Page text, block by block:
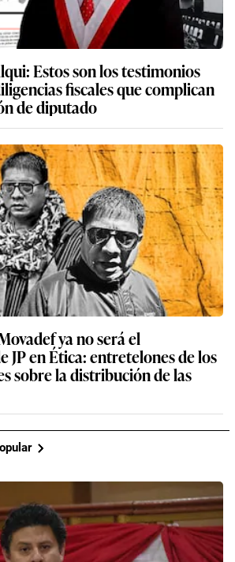
Estos son los testimonios
fiscales que complican
de diputado
ya no será el
JP en Ética: entretelones de los
sobre la distribución de las